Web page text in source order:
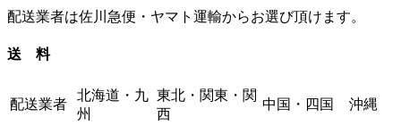
配送業者は佐川急便・ヤマト運輸からお選び頂けます。
送 料
配送業者
北海道・九
州
東北・関東・関
西
中国・四国 沖縄